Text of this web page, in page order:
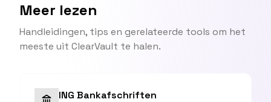
Meer lezen
Handleidingen, tips en gerelateerde tools om het
meeste uit ClearVault te halen.
ING Bankafschriften